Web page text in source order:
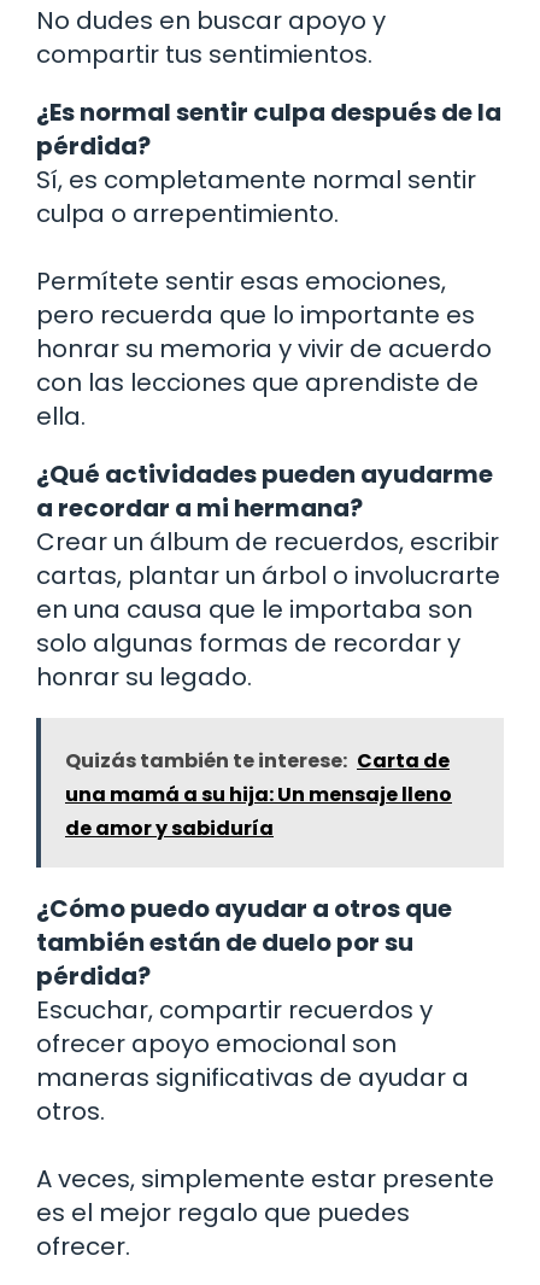
No dudes en buscar apoyo y
compartir tus sentimientos.
¿Es normal sentir culpa después de la
pérdida?
Sí, es completamente normal sentir
culpa o arrepentimiento.
Permítete sentir esas emociones,
pero recuerda que lo importante es
honrar su memoria y vivir de acuerdo
con las lecciones que aprendiste de
ella.
¿Qué actividades pueden ayudarme
a recordar a mi hermana?
Crear un álbum de recuerdos, escribir
cartas, plantar un árbol o involucrarte
en una causa que le importaba son
solo algunas formas de recordar y
honrar su legado.
Quizás también te interese: Carta de
una mamá a su hija: Un mensaje lleno
de amor y sabiduría
¿Cómo puedo ayudar a otros que
también están de duelo por su
pérdida?
Escuchar, compartir recuerdos y
ofrecer apoyo emocional son
maneras significativas de ayudar a
otros.
A veces, simplemente estar presente
es el mejor regalo que puedes
ofrecer.